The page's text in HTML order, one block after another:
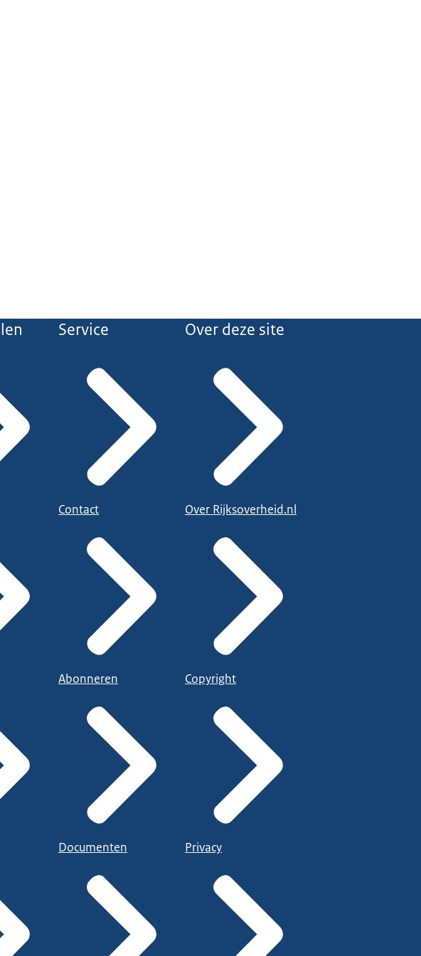
Service
Contact
Abonneren
Documenten
Over deze site
Over Rijksoverheid.nl
Copyright
Privacy